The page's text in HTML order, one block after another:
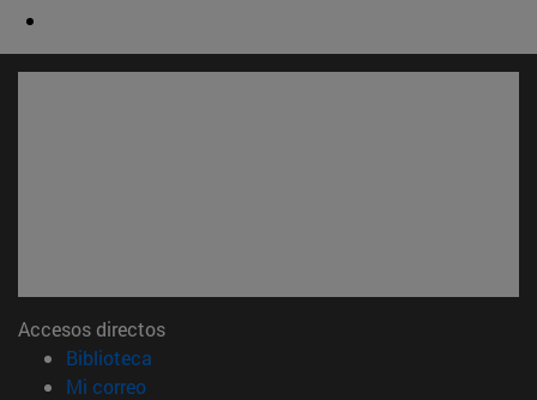
Accesos directos
Biblioteca
Mi correo(abre en nueva ventana)